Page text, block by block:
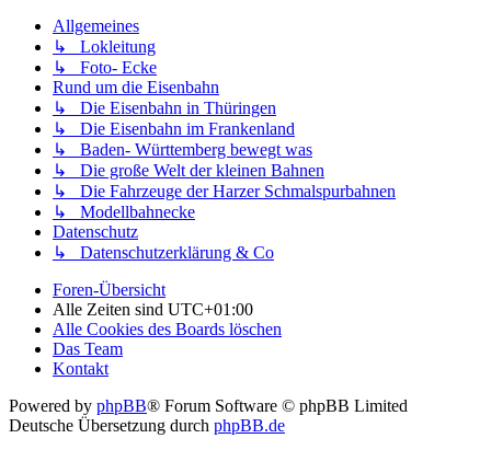
Allgemeines
↳ Lokleitung
↳ Foto- Ecke
Rund um die Eisenbahn
↳ Die Eisenbahn in Thüringen
↳ Die Eisenbahn im Frankenland
↳ Baden- Württemberg bewegt was
↳ Die große Welt der kleinen Bahnen
↳ Die Fahrzeuge der Harzer Schmalspurbahnen
↳ Modellbahnecke
Datenschutz
↳ Datenschutzerklärung & Co
Foren-Übersicht
Alle Zeiten sind UTC+01:00
Alle Cookies des Boards löschen
Das Team
Kontakt
Powered by phpBB® Forum Software © phpBB Limited
Deutsche Übersetzung durch phpBB.de